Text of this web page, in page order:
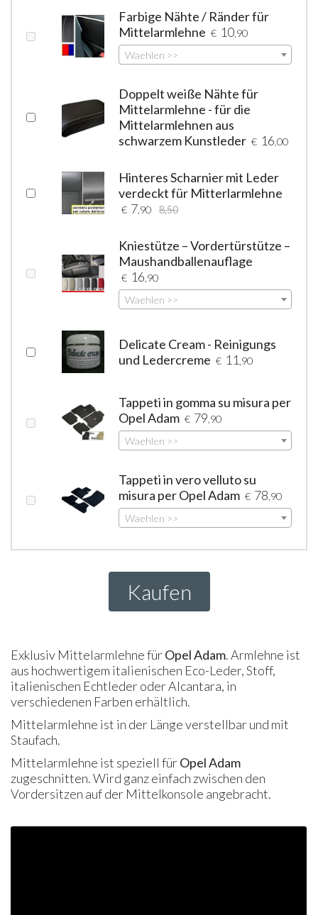
Farbige Nähte / Ränder für
Mittelarmlehne € 10 ,90
Waehlen >>
Doppelt weiße Nähte für
Mittelarmlehne - für die
Mittelarmlehnen aus
schwarzem Kunstleder € 16 ,00
Hinteres Scharnier mit Leder
verdeckt für Mitterlarmlehne
€ 7 ,90 8,50
Kniestütze – Vordertürstütze –
Maushandballenauflage
€ 16 ,90
Waehlen >>
Delicate Cream - Reinigungs
und Ledercreme € 11 ,90
Tappeti in gomma su misura per
Opel Adam € 79 ,90
Waehlen >>
Tappeti in vero velluto su
misura per Opel Adam € 78 ,90
Waehlen >>
Kaufen
Exklusiv Mittelarmlehne fürOpel Adam. Armlehne ist
aus hochwertigem italienischen Eco-Leder, Stoff,
italienischen Echtleder oder Alcantara, in
verschiedenen Farben erhältlich.
Mittelarmlehne ist in der Länge verstellbar und mit
Staufach.
Mittelarmlehne ist speziell fürOpel Adam
zugeschnitten. Wird ganz einfach zwischen den
Vordersitzen auf der Mittelkonsole angebracht.